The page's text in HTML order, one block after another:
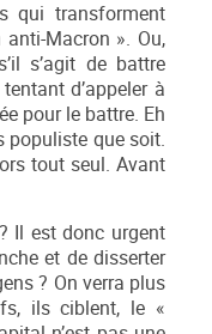
qui transforment
Macron ». Ou,
s’agit de battre
d’appeler à
pour le battre. Eh
populiste que soit.
tout seul. Avant
Il est donc urgent
et de disserter
? On verra plus
ils ciblent, le «